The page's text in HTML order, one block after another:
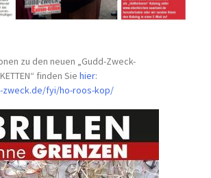
zu den neuen „Gudd-Zweck-
finden Siehier:
zweck.de/fyi/ho-roos-kop/